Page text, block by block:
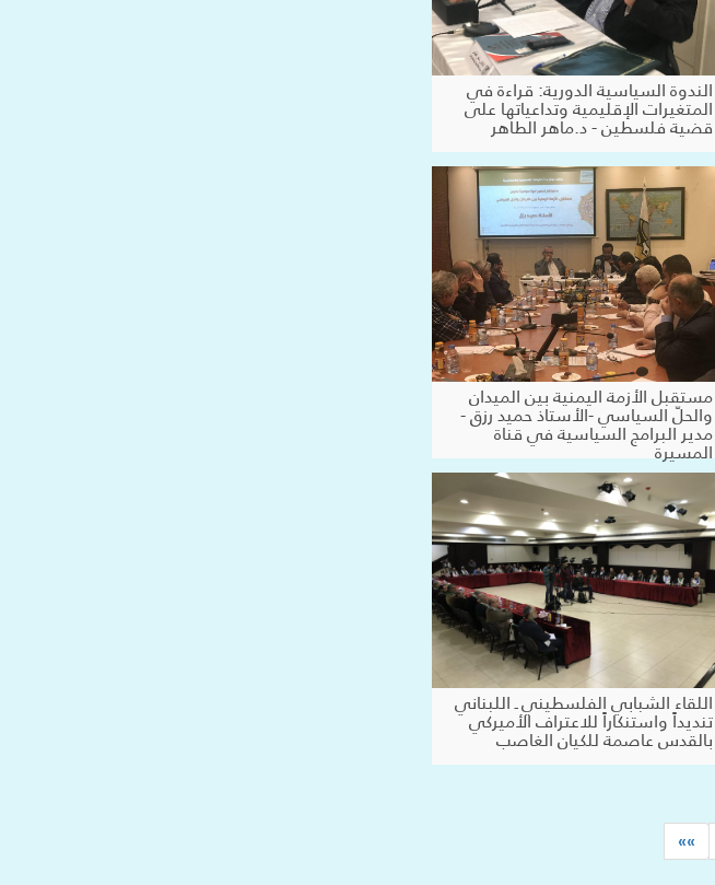
الندوة السياسية الدورية: قراءة في
المتغيرات الإقليمية وتداعياتها على
قضية فلسطين - د.ماهر الطاهر
مستقبل الأزمة اليمنية بين الميدان
والحلّ السياسي -الأستاذ حميد رزق -
مدير البرامج السياسية في قناة
المسيرة
اللقاء الشبابي الفلسطيني ـ اللبناني
تنديداً واستنكاراً للاعتراف الأميركي
بالقدس عاصمة للكيان الغاصب
»»